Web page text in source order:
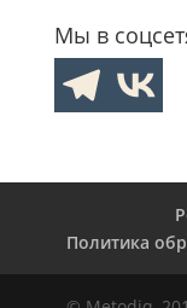
Мы в
Политика